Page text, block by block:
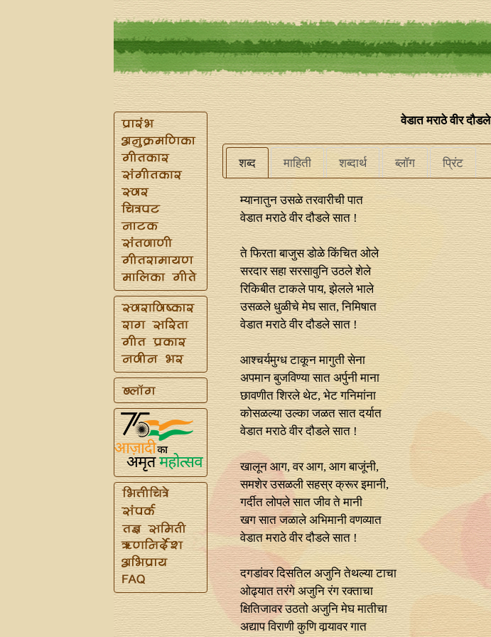
वेडात मराठे वीर दौडले
शब्द माहिती शब्दार्थ ब्लॉग प्रिंट
म्यानातुन उसळे तरवारीची पात
वेडात मराठे वीर दौडले सात !
ते फिरता बाजुस डोळे किंचित ओले
सरदार सहा सरसावुनि उठले शेले
रिकिबीत टाकले पाय, झेलले भाले
उसळले धुळीचे मेघ सात, निमिषात
वेडात मराठे वीर दौडले सात !
आश्चर्यमुग्ध टाकून मागुती सेना
अपमान बुजविण्या सात अर्पुनी माना
छावणीत शिरले थेट, भेट गनिमांना
कोसळल्या उल्का जळत सात दर्यात
वेडात मराठे वीर दौडले सात !
खालून आग, वर आग, आग बाजूंनी,
समशेर उसळली सहस्र क्रूर इमानी,
गर्दीत लोपले सात जीव ते मानी
खग सात जळाले अभिमानी वणव्यात
वेडात मराठे वीर दौडले सात !
दगडांवर दिसतिल अजुनि तेथल्या टाचा
ओढ्यात तरंगे अजुनि रंग रक्ताचा
क्षितिजावर उठतो अजुनि मेघ मातीचा
अद्याप विराणी कुणि वार्‍यावर गात